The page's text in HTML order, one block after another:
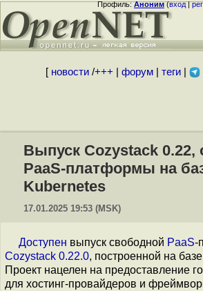
Профиль:Аноним(вход|
[ новости/+++ форум| теги|
Выпуск Cozystack 0.22,
PaaS-платформы на
Kubernetes
17.01.2025 19:53 (MSK)
Доступен выпуск свободной PaaS-
Cozystack 0.22.0, построенной на
Проект нацелен на предоставление
для хостинг-провайдеров и